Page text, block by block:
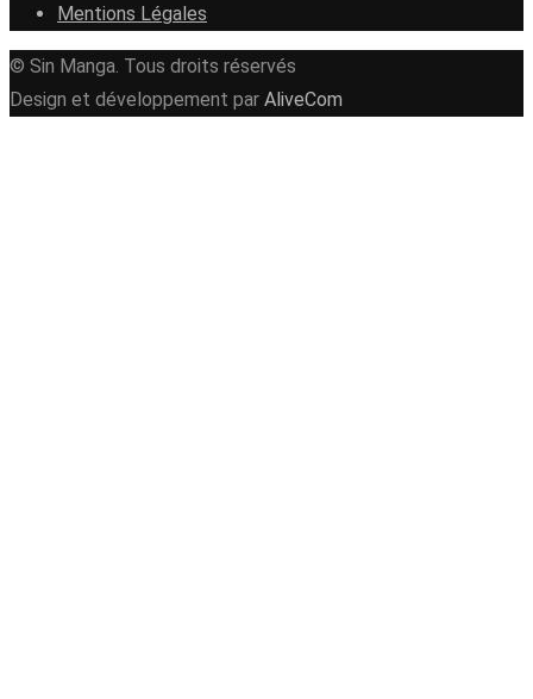
Mentions Légales
© Sin Manga. Tous droits réservés
Design et développement par AliveCom